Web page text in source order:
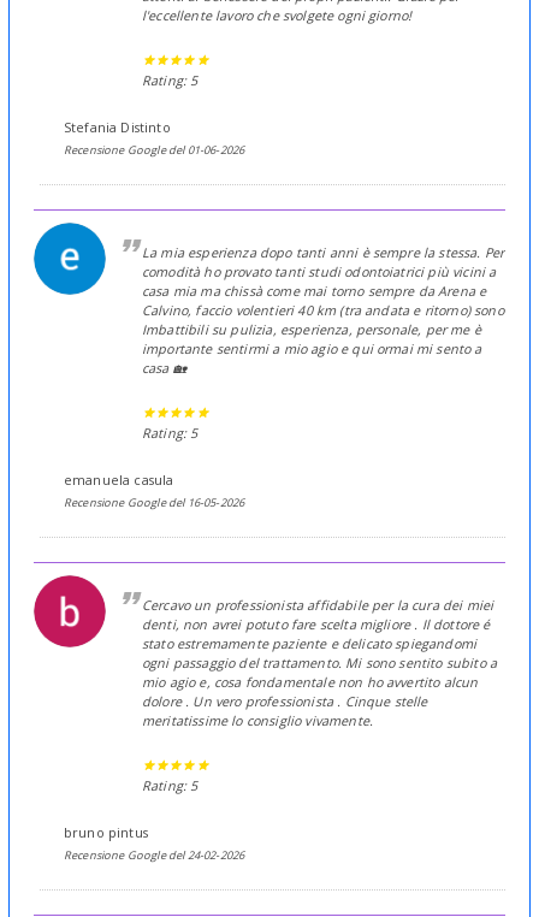
l'eccellente lavoro che svolgete ogni giorno!
Rating: 5
Stefania Distinto
Recensione Google del 01-06-2026
La mia esperienza dopo tanti anni è sempre la stessa. Per
comodità ho provato tanti studi odontoiatrici più vicini a
casa mia ma chissà come mai torno sempre da Arena e
Calvino, faccio volentieri 40 km (tra andata e ritorno) sono
Imbattibili su pulizia, esperienza, personale, per me è
importante sentirmi a mio agio e qui ormai mi sento a
casa 🏡
Rating: 5
emanuela casula
Recensione Google del 16-05-2026
Cercavo un professionista affidabile per la cura dei miei
denti, non avrei potuto fare scelta migliore . Il dottore é
stato estremamente paziente e delicato spiegandomi
ogni passaggio del trattamento. Mi sono sentito subito a
mio agio e, cosa fondamentale non ho avvertito alcun
dolore . Un vero professionista . Cinque stelle
meritatissime lo consiglio vivamente.
Rating: 5
bruno pintus
Recensione Google del 24-02-2026